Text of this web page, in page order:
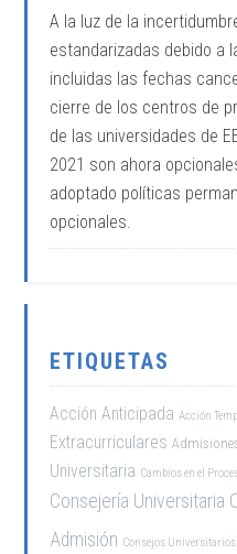
A la luz de la
estandarizadas debido a
incluidas las fechas
cierre de los centros de
de las universidades de
2021 son ahora
adoptado políticas
opcionales.
ETIQUETAS
Acción Anticipada Acción
Extracurriculares
Universitaria Cambios en el
Consejería Universitaria
Admisión Consejos Universitarios